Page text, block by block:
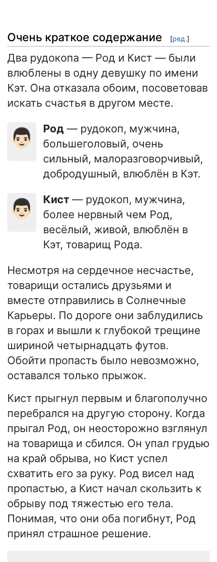
Очень краткое содержание [ред.]
Два рудокопа — Род и Кист — были
влюблены в одну девушку по имени
Кэт. Она отказала обоим, посоветовав
искать счастья в другом месте.
👨🏻 Род — рудокоп, мужчина,
большеголовый, очень
сильный, малоразговорчивый,
добродушный, влюблён в Кэт.
👨🏻 Кист — рудокоп, мужчина,
более нервный чем Род,
весёлый, живой, влюблён в
Кэт, товарищ Рода.
Несмотря на сердечное несчастье,
товарищи остались друзьями и
вместе отправились в Солнечные
Карьеры. По дороге они заблудились
в горах и вышли к глубокой трещине
шириной четырнадцать футов.
Обойти пропасть было невозможно,
оставался только прыжок.
Кист прыгнул первым и благополучно
перебрался на другую сторону. Когда
прыгал Род, он неосторожно взглянул
на товарища и сбился. Он упал грудью
на край обрыва, но Кист успел
схватить его за руку. Род висел над
пропастью, а Кист начал скользить к
обрыву под тяжестью его тела.
Понимая, что они оба погибнут, Род
принял страшное решение.